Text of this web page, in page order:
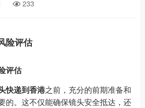
233
险评估
评估
快递到香港之前，充分的前期准备和
的。这不仅能确保镜头安全抵达，还